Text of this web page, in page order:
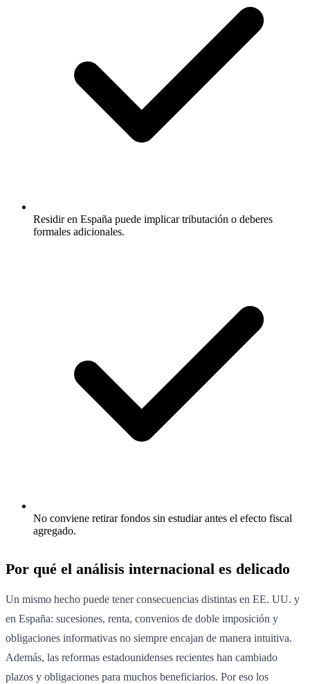
Residir en España puede implicar tributación o deberes
formales adicionales.
No conviene retirar fondos sin estudiar antes el efecto fiscal
agregado.
Por qué el análisis internacional es delicado
Un mismo hecho puede tener consecuencias distintas en EE. UU. y
en España: sucesiones, renta, convenios de doble imposición y
obligaciones informativas no siempre encajan de manera intuitiva.
Además, las reformas estadounidenses recientes han cambiado
plazos y obligaciones para muchos beneficiarios. Por eso los